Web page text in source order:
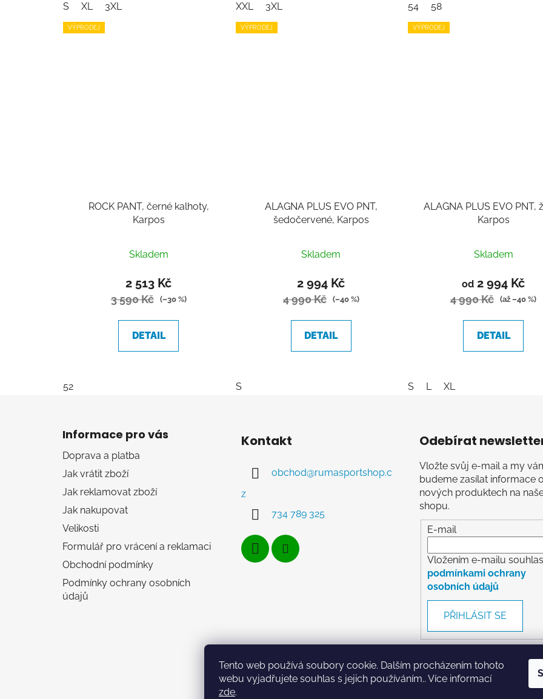
Tento web používá soubory cookie. Dalším procházením tohoto
webu vyjadřujete souhlas s jejich používáním.. Více informací
zde.
S XL 3XL XXL 3XL 54 58
VÝPRODEJ
ROCK PANT, černé kalhoty,
Karpos
Skladem
2 513 Kč
3 590 Kč (–30 %)
DETAIL
52
VÝPRODEJ
ALAGNA PLUS EVO PNT,
šedočervené, Karpos
Skladem
2 994 Kč
4 990 Kč (–40 %)
DETAIL
S
VÝPRODEJ
ALAGNA PLUS EVO PNT,
Karpos
Skladem
od 2 994 Kč
4 990 Kč (až –40 %)
DETAIL
S L XL
Informace pro vás
Doprava a platba
Jak vrátit zboží
Jak reklamovat zboží
Jak nakupovat
Velikosti
Formulář pro vrácení a reklamaci
Obchodní podmínky
Podmínky ochrany osobních
údajů
Kontakt
obchod@rumasportshop.c
z
734 789 325
Odebírat
Vložte svůj e-mail a my
budeme zasílat informace o
nových produktech na
shopu.
E-mail
Vložením e-mailu
podmínkami ochrany
osobních údajů
PŘIHLÁSIT SE